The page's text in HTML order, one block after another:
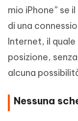
mio iPhone” se
di una
Internet, il
posizione,
alcuna
Nessuna